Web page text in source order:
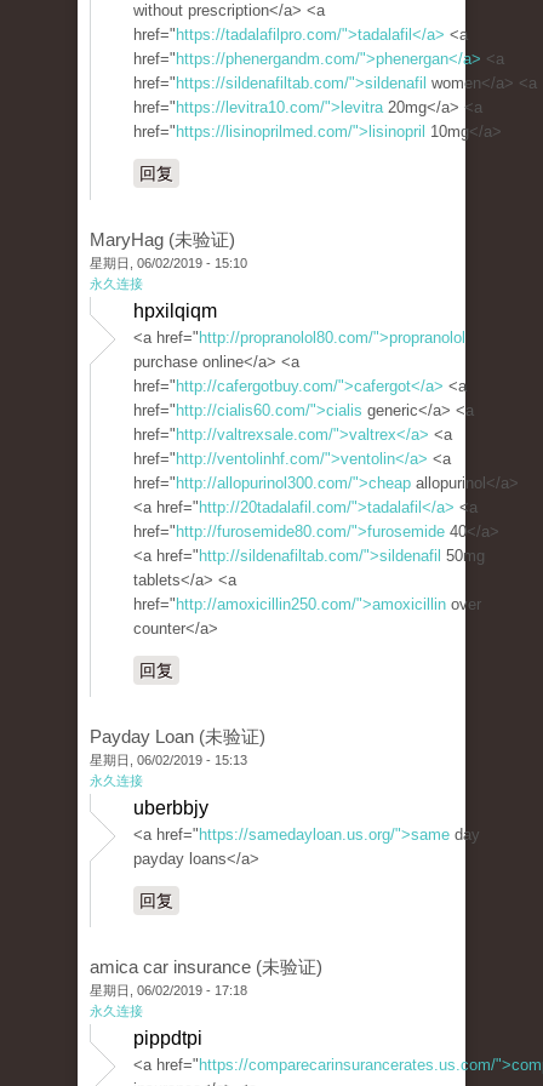
without prescription</a> <a
href=" https://tadalafilpro.com/">tadalafil</a> <a
href=" https://phenergandm.com/">phenergan</a> <a
href=" https://sildenafiltab.com/">sildenafil women</a> <a
href=" https://levitra10.com/">levitra20mg</a> <a
href=" https://lisinoprilmed.com/">lisinopril 10mg</a>
回复
MaryHag (未验证)
星期日, 06/02/2019 - 15:10
永久连接
hpxilqiqm
<a href=" http://propranolol80.com/">propranolol
purchase online</a> <a
href=" http://cafergotbuy.com/">cafergot</a> <a
href=" http://cialis60.com/">cialis generic</a> <a
href=" http://valtrexsale.com/">valtrex</a> <a
href=" http://ventolinhf.com/">ventolin</a> <a
href=" http://allopurinol300.com/">cheap allopurinol</a>
<a href=" http://20tadalafil.com/">tadalafil</a> <a
href=" http://furosemide80.com/">furosemide 40</a>
<a href=" http://sildenafiltab.com/">sildenafil 50mg
tablets</a> <a
href=" http://amoxicillin250.com/">amoxicillin over
counter</a>
回复
Payday Loan (未验证)
星期日, 06/02/2019 - 15:13
永久连接
uberbbjy
<a href=" https://samedayloan.us.org/">same day
payday loans</a>
回复
amica car insurance (未验证)
星期日, 06/02/2019 - 17:18
永久连接
pippdtpi
<a href=" https://comparecarinsurancerates.us.com/